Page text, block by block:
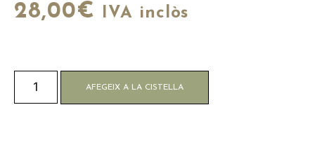
28,00€ IVA inclòs
AFEGEIX A LA CISTELLA